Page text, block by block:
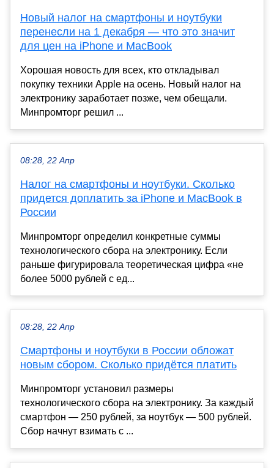
Новый налог на смартфоны и ноутбуки
перенесли на 1 декабря — что это значит
для цен на iPhone и MacBook
Хорошая новость для всех, кто откладывал
покупку техники Apple на осень. Новый налог на
электронику заработает позже, чем обещали.
Минпромторг решил ...
08:28, 22 Апр
Налог на смартфоны и ноутбуки. Сколько
придется доплатить за iPhone и MacBook в
России
Минпромторг определил конкретные суммы
технологического сбора на электронику. Если
раньше фигурировала теоретическая цифра «не
более 5000 рублей с ед...
08:28, 22 Апр
Смартфоны и ноутбуки в России обложат
новым сбором. Сколько придётся платить
Минпромторг установил размеры
технологического сбора на электронику. За каждый
смартфон — 250 рублей, за ноутбук — 500 рублей.
Сбор начнут взимать с ...